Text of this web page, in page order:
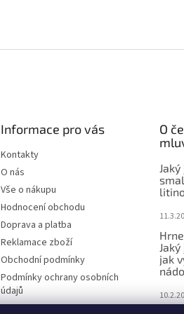
Informace pro vás
Kontakty
O nás
Vše o nákupu
Hodnocení obchodu
Doprava a platba
Reklamace zboží
Obchodní podmínky
Podmínky ochrany osobních
údajů
O
jak